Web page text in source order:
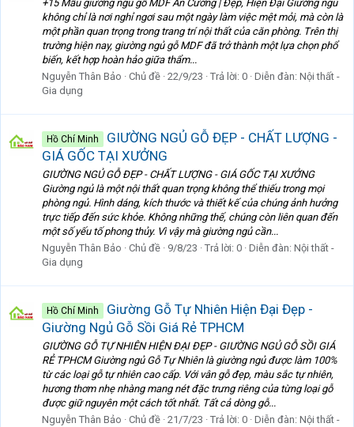
+15 Mẫu giường ngủ gỗ MDF An Cường | Đẹp, Hiện Đại Giường ngủ
không chỉ là nơi nghỉ ngơi sau một ngày làm việc mệt mỏi, mà còn là
một phần quan trọng trong trang trí nội thất của căn phòng. Trên thị
trường hiện nay, giường ngủ gỗ MDF đã trở thành một lựa chọn phổ
biến, kết hợp hoàn hảo giữa thẩm...
Nguyễn Thân Bảo
Chủ đề 22/9/23 Trả lời: 0 Diễn đàn: Nội thất -
Gia dụng
Hồ Chí Minh
GIƯỜNG NGỦ GỖ ĐẸP - CHẤT LƯỢNG -
GIÁ GỐC TẠI XƯỞNG
GIƯỜNG NGỦ GỖ ĐẸP - CHẤT LƯỢNG - GIÁ GỐC TẠI XƯỞNG
Giường ngủ là một nội thất quan trọng không thể thiếu trong mọi
phòng ngủ. Hình dáng, kích thước và thiết kế của chúng ảnh hưởng
trực tiếp đến sức khỏe. Không những thế, chúng còn liên quan đến
một số yếu tố phong thủy. Vì vậy mà giường ngủ cần...
Nguyễn Thân Bảo
Chủ đề 9/8/23 Trả lời: 0 Diễn đàn: Nội thất -
Gia dụng
Hồ Chí Minh
Giường Gỗ Tự Nhiên Hiện Đại Đẹp -
Giường Ngủ Gỗ Sồi Giá Rẻ TPHCM
GIƯỜNG GỖ TỰ NHIÊN HIỆN ĐẠI ĐẸP - GIƯỜNG NGỦ GỖ SỒI GIÁ
RẺ TPHCM Giường ngủ Gỗ Tự Nhiên là giường ngủ được làm 100%
từ các loại gỗ tự nhiên cao cấp. Với vân gỗ đẹp, màu sắc tự nhiên,
hương thơm nhẹ nhàng mang nét đặc trưng riêng của từng loại gỗ
được giữ nguyên một cách tốt nhất. Tất cả dòng gỗ...
Nguyễn Thân Bảo
Chủ đề 21/7/23 Trả lời: 0 Diễn đàn: Nội thất -